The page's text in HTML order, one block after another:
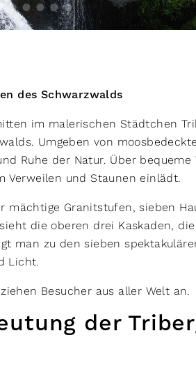
des Schwarzwalds
im malerischen Städtchen
Umgeben von
Ruhe der Natur. Über bequeme
Verweilen und Staunen einlädt.
mächtige Granitstufen, sieben
die oberen drei Kaskaden,
man zu den sieben
Licht.
Besucher aus aller Welt an.
der